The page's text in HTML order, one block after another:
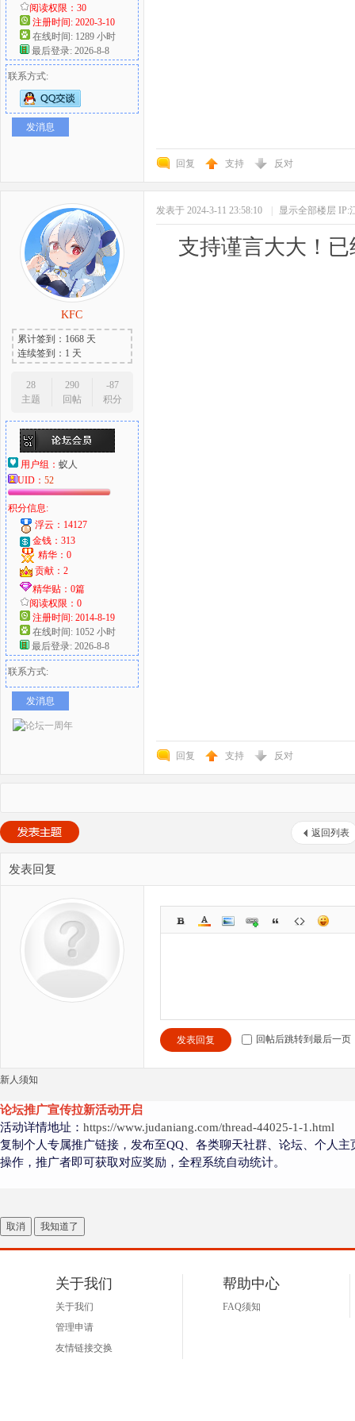
阅读权限：30
注册时间: 2020-3-10
在线时间: 1289 小时
最后登录: 2026-8-8
联系方式:
发消息
回复 支持 反对
KFC
累计签到：1668 天
连续签到：1 天
28
主题
290
回帖
-87
积分
用户组： 蚁人
UID： 52
积分信息:
浮云：14127
金钱：313
精华：0
贡献：2
精华贴：0篇
阅读权限：0
注册时间: 2014-8-19
在线时间: 1052 小时
最后登录: 2026-8-8
联系方式:
发消息
发表于 2024-3-11 23:58:10 显示全部楼层 IP:
支持谨言大大！
回复 支持 反对
返回列表
发表回复
发表回复 回帖后跳转到最后一页
新人须知
论坛推广宣传拉新活动开启
活动详情地址： https://www.judaniang.com/thread-44025-1-1.html
复制个人专属推广链接，发布至QQ、各类聊天社群、论坛、个人
操作，推广者即可获取对应奖励，全程系统自动统计。
取消 我知道了
关于我们
关于我们
管理申请
友情链接交换
帮助中心
FAQ须知